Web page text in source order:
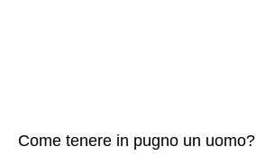
Come tenere in pugno un uomo?